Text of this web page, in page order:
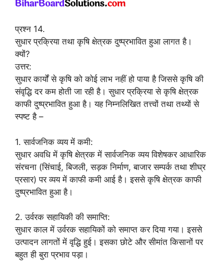
प्रश्न 14.
सुधार प्रक्रिया तथा कृषि क्षेत्रक दुष्प्रभावित हुआ लागत है।
क्यों?
उत्तर:
सुधार कार्यों से कृषि को कोई लाभ नहीं हो पाया है जिससे कृषि की
संवृद्धि दर कम होती जा रही है। सुधार प्रक्रिया से कृषि क्षेत्रक
काफी दुष्प्रभावित हुआ है। यह निम्नलिखित तत्त्वों तथा तथ्यों से
स्पष्ट है –
1. सार्वजनिक व्यय में कमी:
सुधार अवधि में कृषि क्षेत्रक में सार्वजनिक व्यय विशेषकर आधारिक
संरचना (सिंचाई, बिजली, सड़क निर्माण, बाजार सम्पर्क तथा शीघ्र
प्रसार) पर व्यय में काफी कमी आई है। इससे कृषि क्षेत्रक काफी
दुष्प्रभावित हुआ है।
2. उर्वरक सहायिकी की समाप्ति:
सुधार काल में उर्वरक सहायिकों को समाप्त कर दिया गया। इससे
उत्पादन लागतों में वृद्धि हुई। इसका छोटे और सीमांत किसानों पर
बहुत ही बुरा प्रभाव पड़ा।